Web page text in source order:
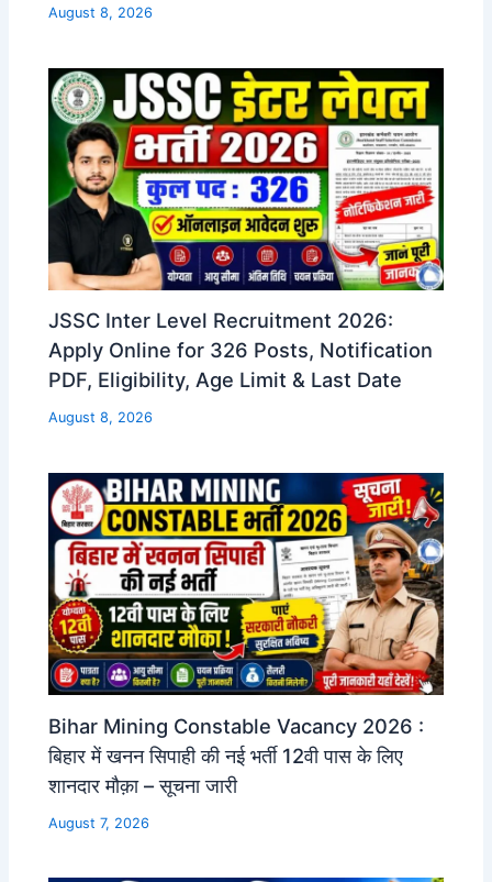
August 8, 2026
JSSC Inter Level Recruitment 2026:
Apply Online for 326 Posts, Notification
PDF, Eligibility, Age Limit & Last Date
August 8, 2026
Bihar Mining Constable Vacancy 2026 :
बिहार में खनन सिपाही की नई भर्ती 12वी पास के लिए
शानदार मौक़ा – सूचना जारी
August 7, 2026